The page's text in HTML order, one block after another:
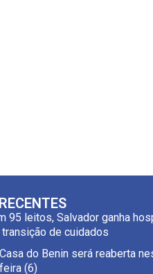
95 leitos, Salvador ganha
de cuidados
Casa do Benin será reaberta
feira (6)